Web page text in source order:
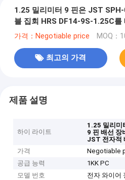
1.25 밀리미터 9 핀은 JST
블 집회 HRS DF14-9S-1.25C를
가격：Negotiable price MOQ：
최고의 가격
제품 설명
하이 라이트
1.25 밀리미
9 핀 배선 장
JST 전자적
가격
Negotiable
공급 능력
1KK PC
모델 번호
전자 와이어